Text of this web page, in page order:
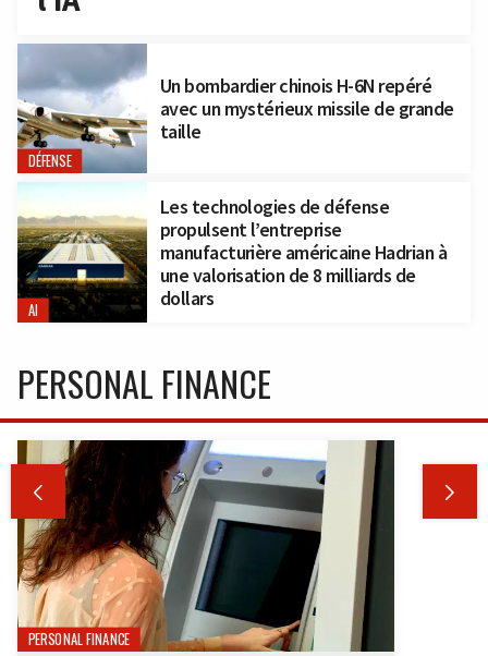
DÉFENSE
Un bombardier chinois H-6N repéré
avec un mystérieux missile de grande
taille
AI
Les technologies de défense
propulsent l’entreprise
manufacturière américaine Hadrian à
une valorisation de 8 milliards de
dollars
PERSONAL FINANCE
 
PERSONAL FINANCE